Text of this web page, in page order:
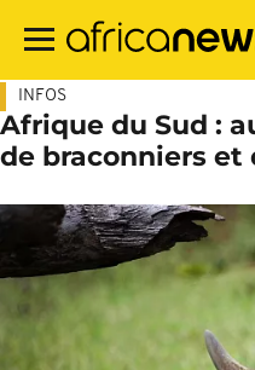
contenu
INFOS
Afrique du Sud :
de braconniers et